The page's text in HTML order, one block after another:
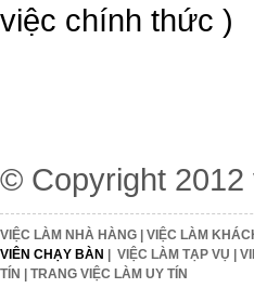
việc chính thức )
© Copyright 2012
VIỆC LÀM NHÀ HÀNG | VIỆC LÀM
VIÊN CHẠY BÀN | VIỆC LÀM TẠP VỤ |
TÍN | TRANG VIỆC LÀM UY TÍN